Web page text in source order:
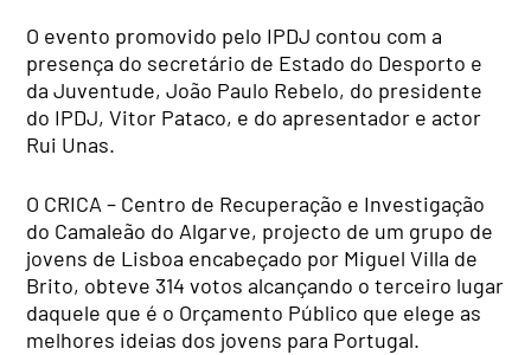
O evento promovido pelo IPDJ contou com a
presença do secretário de Estado do Desporto e
da Juventude, João Paulo Rebelo, do presidente
do IPDJ, Vitor Pataco, e do apresentador e actor
Rui Unas.
O CRICA – Centro de Recuperação e Investigação
do Camaleão do Algarve, projecto de um grupo de
jovens de Lisboa encabeçado por Miguel Villa de
Brito, obteve 314 votos alcançando o terceiro lugar
daquele que é o Orçamento Público que elege as
melhores ideias dos jovens para Portugal.